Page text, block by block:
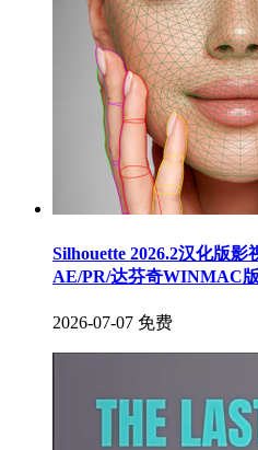
Silhouette 2026.2汉化版
AE/PR/达芬奇WINMAC
2026-07-07 免费